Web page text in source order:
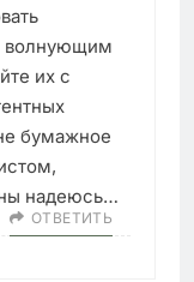
волнующим
их с
бумажное
надеюсь…
ОТВЕТИТЬ